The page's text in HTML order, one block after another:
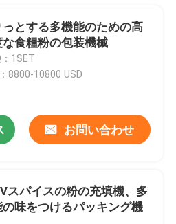
っとする多機能のための高
な食糧粉の包装機械
1SET
8800-10800 USD
お問い合わせ
スパイスの粉の充填機、多
の味をつけるパッキング機